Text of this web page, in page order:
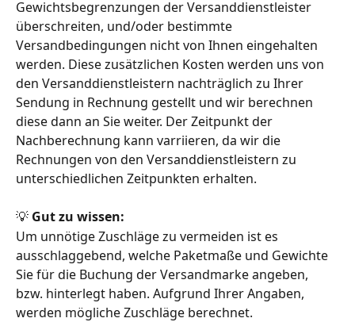
Gewichtsbegrenzungen der Versanddienstleister
überschreiten, und/oder bestimmte
Versandbedingungen nicht von Ihnen eingehalten
werden. Diese zusätzlichen Kosten werden uns von
den Versanddienstleistern nachträglich zu Ihrer
Sendung in Rechnung gestellt und wir berechnen
diese dann an Sie weiter. Der Zeitpunkt der
Nachberechnung kann varriieren, da wir die
Rechnungen von den Versanddienstleistern zu
unterschiedlichen Zeitpunkten erhalten.
💡 Gut zu wissen:
Um unnötige Zuschläge zu vermeiden ist es
ausschlaggebend, welche Paketmaße und Gewichte
Sie für die Buchung der Versandmarke angeben,
bzw. hinterlegt haben. Aufgrund Ihrer Angaben,
werden mögliche Zuschläge berechnet.